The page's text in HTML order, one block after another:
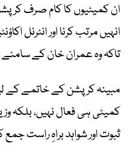
ان کمیٹیوں کا کام صرف
انہیں مرتب کرنا اور انٹرنل
تاکہ وہ عمران خان کے
مبینہ کرپشن کے خاتمے کے
کمیٹی ہی فعال نہیں، بلکہ
ثبوت اور شواہد براہِ راست